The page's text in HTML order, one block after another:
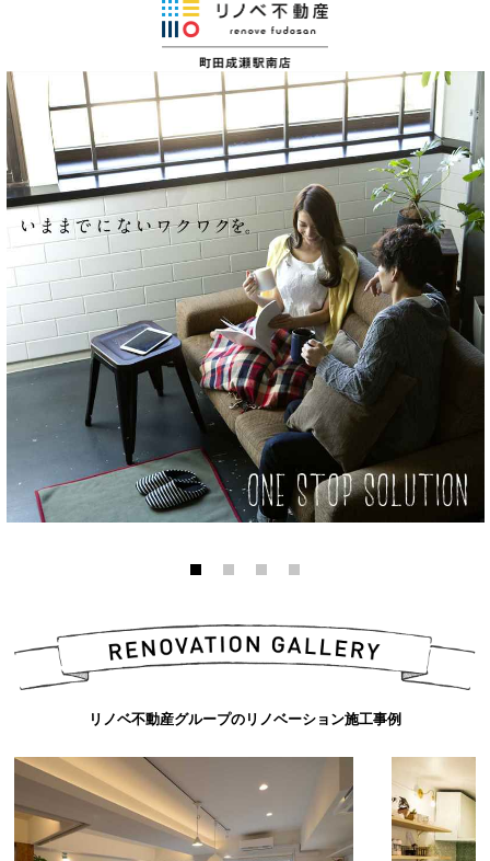
リノベ不動産グループのリノベーション施工事例